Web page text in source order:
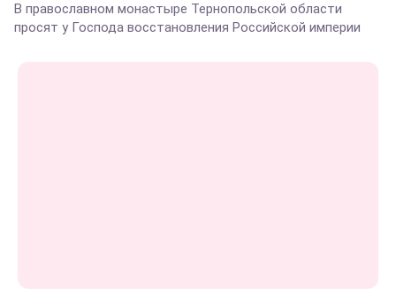
В православном монастыре Тернопольской области
просят у Господа восстановления Российской империи